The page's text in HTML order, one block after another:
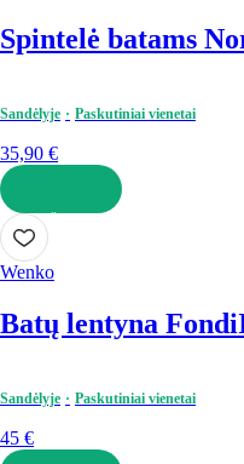
Spintelė batams
Sandėlyje Paskutiniai vienetai
35,90 €
Į KREPŠELĮ
Wenko
Batų lentyna Fondi
Sandėlyje Paskutiniai vienetai
45 €